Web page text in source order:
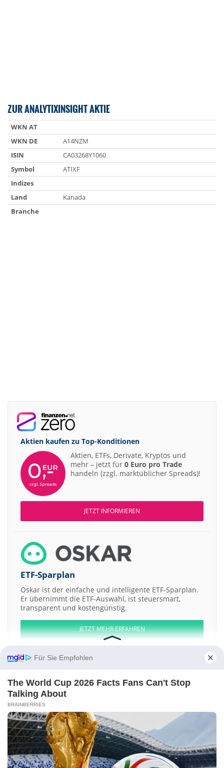
ZUR ANALYTIXINSIGHT AKTIE
WKN AT
WKN DE
A14NZM
ISIN
CA03268Y1060
Symbol
ATIXF
Indizes
Land
Kanada
Branche
Aktien kaufen zu Top-Konditionen
Aktien, ETFs, Derivate, Kryptos und
mehr – jetzt für 0 Euro pro Trade
handeln (zzgl. marktüblicher Spreads)!
JETZT INFORMIEREN
ETF-Sparplan
Oskar ist der einfache und intelligente ETF-Sparplan.
Er übernimmt die ETF-Auswahl, ist steuersmart,
transparent und kostengünstig.
JETZT MEHR ERFAHREN
Aktien ATX DAX EuroStoxx 50 Dow Jones NASDAQ 100 Nikkei 225
Weitere Aktien:
Millennium Minerals Niuminco Group Laneway Resources
Investments Castillo Copper
Kontakt-Impressum- Werbung-Barrierefreiheit
Sitemap-Datenschutz-Disclaimer-AGB-Privatsphäre-Einstellungen
Für Sie Empfohlen
The World Cup 2026 Facts Fans Can't Stop
Talking About
BRAINBERRIES